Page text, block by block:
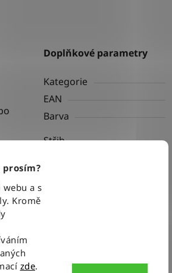
a s
Kromě
zde.
Doplňkové parametry
Kategorie
EAN
Barva
Střih